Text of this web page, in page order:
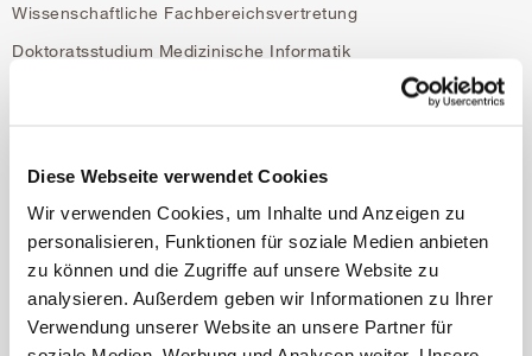
Diese Webseite verwendet Cookies
Wir verwenden Cookies, um Inhalte und Anzeigen zu
personalisieren, Funktionen für soziale Medien anbieten
zu können und die Zugriffe auf unsere Website zu
analysieren. Außerdem geben wir Informationen zu Ihrer
Verwendung unserer Website an unsere Partner für
Wissenschaftliche Fachbereichsvertretung
Doktoratsstudium Medizinische Informatik
(Den Antrag finden Sie unter Doktorat-Studien)
Bitte füllen Sie dieses Dokument aus und laden es bei der
Anmeldung auf unserem Portal hoch.
Unsere Forschungsschwerpunkte
Steckbrief zum Doktorat